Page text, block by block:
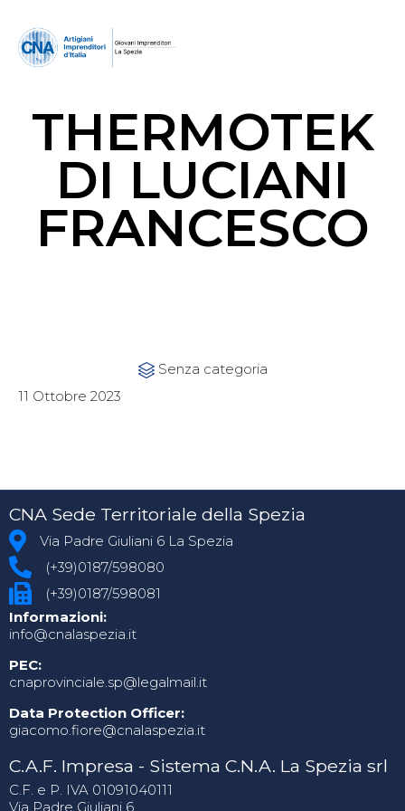
THERMOTEK
DI LUCIANI
FRANCESCO
 Category
Senza categoria
11 Ottobre 2023
CNA Sede Territoriale della Spezia
Via Padre Giuliani 6 La Spezia
(+39)0187/598080
(+39)0187/598081
Informazioni:
info@cnalaspezia.it
PEC:
cnaprovinciale.sp@legalmail.it
Data Protection Officer:
giacomo.fiore@cnalaspezia.it
C.A.F. Impresa - Sistema C.N.A. La Spezia srl
C.F. e P. IVA 01091040111
Via Padre Giuliani 6